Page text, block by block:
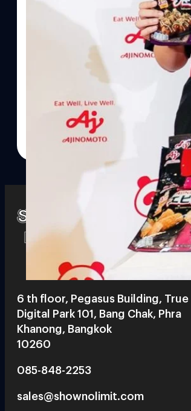
6 th floor, Pegasus Building, True
Digital Park 101, Bang Chak, Phra
Khanong, Bangkok
10260
085-848-2253
sales@shownolimit.com